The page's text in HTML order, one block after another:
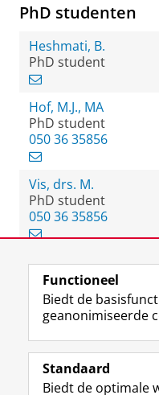
PhD studenten
Heshmati, B.
PhD student
Hof, M.J., MA
PhD student
050 36 35856
Vis, drs. M.
PhD student
050 36 35856
View this page in:English
Volg de
Functioneel
Biedt de
geanonimiseerde
Standaard
Biedt de optimale